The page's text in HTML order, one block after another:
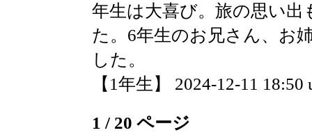
年生は大喜び。旅の思い
た。6年生のお兄さん、お
した。
【1年生】 2024-12-11 18:50
1 / 20 ページ